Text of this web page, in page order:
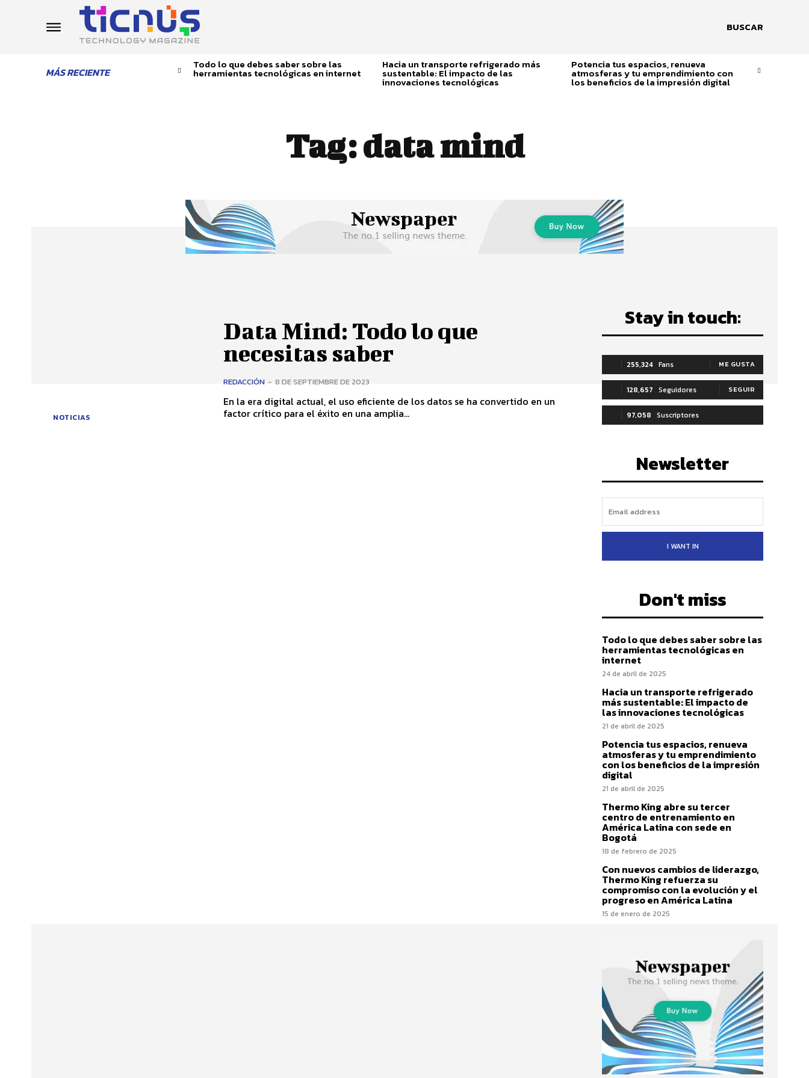
BUSCAR
MÁS RECIENTE
Todo lo que debes saber sobre las
herramientas tecnológicas en internet
Hacia un transporte refrigerado más
sustentable: El impacto de las
innovaciones tecnológicas
Potencia tus espacios, renueva
atmosferas y tu emprendimiento con
los beneficios de la impresión digital
Tag:data mind
NOTICIAS
Data Mind: Todo lo que
necesitas saber
REDACCIÓN - 8 DE SEPTIEMBRE DE 2023
En la era digital actual, el uso eficiente de los datos se ha convertido en un
factor crítico para el éxito en una amplia...
Stay in touch:
255,324 Fans ME GUSTA
128,657 Seguidores SEGUIR
97,058 Suscriptores
Newsletter
I WANT IN
Don't miss
Todo lo que debes saber sobre las
herramientas tecnológicas en
internet
24 de abril de 2025
Hacia un transporte refrigerado
más sustentable: El impacto de
las innovaciones tecnológicas
21 de abril de 2025
Potencia tus espacios, renueva
atmosferas y tu emprendimiento
con los beneficios de la impresión
digital
21 de abril de 2025
Thermo King abre su tercer
centro de entrenamiento en
América Latina con sede en
Bogotá
18 de febrero de 2025
Con nuevos cambios de liderazgo,
Thermo King refuerza su
compromiso con la evolución y el
progreso en América Latina
15 de enero de 2025